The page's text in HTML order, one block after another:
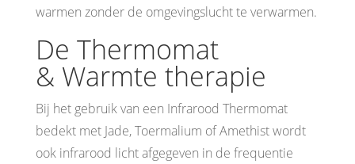
warmen zonder de omgevingslucht te verwarmen.
De Thermomat
& Warmte therapie
Bij het gebruik van een Infrarood Thermomat
bedekt met Jade, Toermalium of Amethist wordt
ook infrarood licht afgegeven in de frequentie